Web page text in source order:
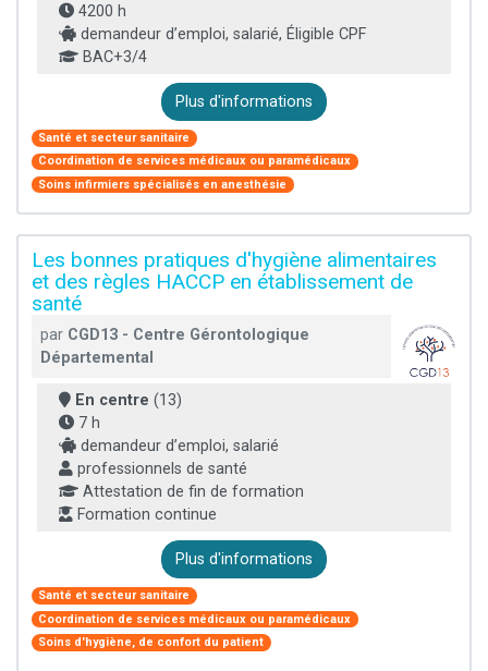
4200 h
demandeur d’emploi, salarié, Éligible CPF
BAC+3/4
Plus d'informations
Santé et secteur sanitaire
Coordination de services médicaux ou paramédicaux
Soins infirmiers spécialisés en anesthésie
Les bonnes pratiques d'hygiène alimentaires
et des règles HACCP en établissement de
santé
par CGD13 - Centre Gérontologique
Départemental
En centre (13)
7 h
demandeur d’emploi, salarié
professionnels de santé
Attestation de fin de formation
Formation continue
Plus d'informations
Santé et secteur sanitaire
Coordination de services médicaux ou paramédicaux
Soins d'hygiène, de confort du patient